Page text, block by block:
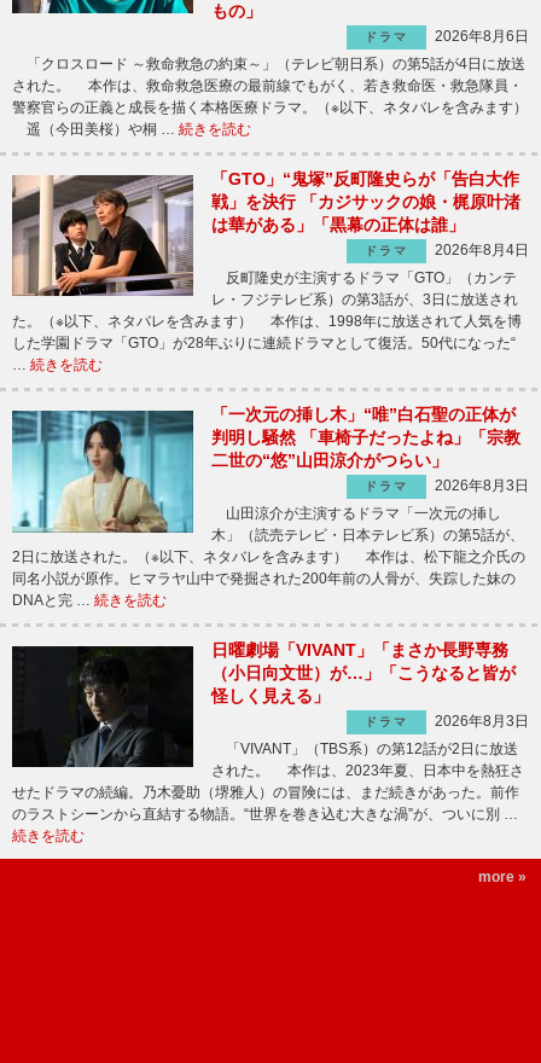
もの」
ドラマ
2026年8月6日
「クロスロード ～救命救急の約束～」（テレビ朝日系）の第5話が4日に放送
された。 本作は、救命救急医療の最前線でもがく、若き救命医・救急隊員・
警察官らの正義と成長を描く本格医療ドラマ。（※以下、ネタバレを含みます）
遥（今田美桜）や桐 … 続きを読む
「GTO」“鬼塚”反町隆史らが「告白大作
戦」を決行 「カジサックの娘・梶原叶渚
は華がある」「黒幕の正体は誰」
ドラマ
2026年8月4日
反町隆史が主演するドラマ「GTO」（カンテ
レ・フジテレビ系）の第3話が、3日に放送され
た。（※以下、ネタバレを含みます） 本作は、1998年に放送されて人気を博
した学園ドラマ「GTO」が28年ぶりに連続ドラマとして復活。50代になった“
… 続きを読む
「一次元の挿し木」“唯”白石聖の正体が
判明し騒然 「車椅子だったよね」「宗教
二世の“悠”山田涼介がつらい」
ドラマ
2026年8月3日
山田涼介が主演するドラマ「一次元の挿し
木」（読売テレビ・日本テレビ系）の第5話が、
2日に放送された。（※以下、ネタバレを含みます） 本作は、松下龍之介氏の
同名小説が原作。ヒマラヤ山中で発掘された200年前の人骨が、失踪した妹の
DNAと完 … 続きを読む
日曜劇場「VIVANT」「まさか長野専務
（小日向文世）が…」「こうなると皆が
怪しく見える」
ドラマ
2026年8月3日
「VIVANT」（TBS系）の第12話が2日に放送
された。 本作は、2023年夏、日本中を熱狂さ
せたドラマの続編。乃木憂助（堺雅人）の冒険には、まだ続きがあった。前作
のラストシーンから直結する物語。“世界を巻き込む大きな渦”が、ついに別 …
続きを読む
more »